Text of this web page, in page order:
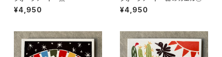
¥4,950 ¥4,950